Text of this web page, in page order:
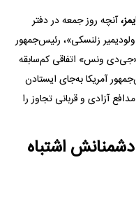
آنچه روز جمعه در دفتر
زلنسکی»، رئیس‌جمهور
ونس» اتفاقی کم‌سابقه
آمریکا به‌جای ایستادن
آزادی و قربانی تجاوز را
اشتباه